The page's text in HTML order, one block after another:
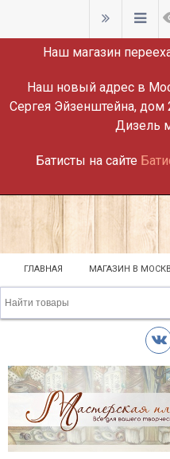
Наш магазин
Наш новый адрес в
Сергея Эйзенштейна, дом
Дизель
Батисты на сайте
ГЛАВНАЯ МАГАЗИН В